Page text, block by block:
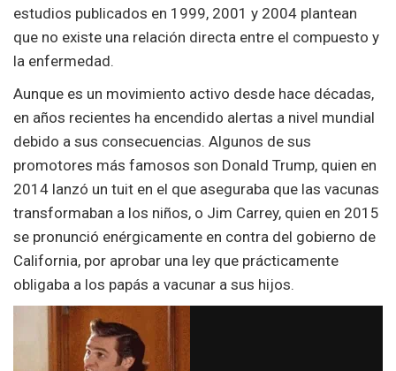
estudios publicados en 1999, 2001 y 2004 plantean
que no existe una relación directa entre el compuesto y
la enfermedad.
Aunque es un movimiento activo desde hace décadas,
en años recientes ha encendido alertas a nivel mundial
debido a sus consecuencias. Algunos de sus
promotores más famosos son Donald Trump, quien en
2014 lanzó un tuit en el que aseguraba que las vacunas
transformaban a los niños, o Jim Carrey, quien en 2015
se pronunció enérgicamente en contra del gobierno de
California, por aprobar una ley que prácticamente
obligaba a los papás a vacunar a sus hijos.